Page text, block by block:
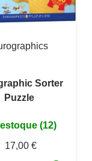
Sorter
Puzzle
(12)
17,00 €